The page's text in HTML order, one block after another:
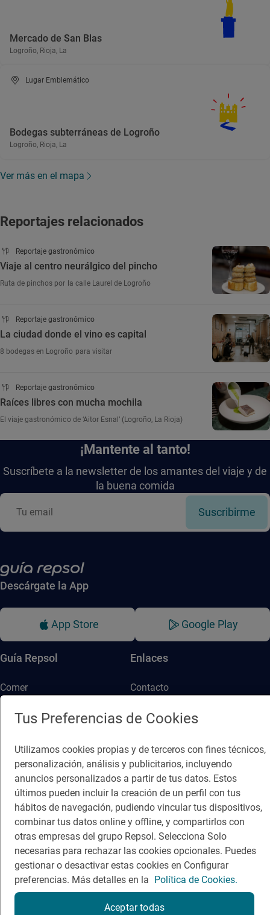
Mercado de San Blas
Logroño, Rioja, La
Lugar Emblemático
Bodegas subterráneas de Logroño
Logroño, Rioja, La
Ver más en el mapa
Reportajes relacionados
Reportaje gastronómico
Viaje al centro neurálgico del pincho
Ruta de pinchos por la calle Laurel de Logroño
Reportaje gastronómico
La ciudad donde el vino es capital
8 bodegas en Logroño para visitar
Reportaje gastronómico
Raíces libres con mucha mochila
El viaje gastronómico de ‘Aitor Esnal’ (Logroño, La Rioja)
¡Mantente al tanto!
Suscríbete a la newsletter de los amantes del viaje y de
la buena comida
Suscribirme
Descárgate la App
App Store Google Play
Guía Repsol
Comer
Enlaces
Contacto
Política de privacidad Política de cookies Nota legal
Condiciones del servicio
© Repsol S.A. 2000- 2026
Tus Preferencias de Cookies
Utilizamos cookies propias y de terceros con fines técnicos,
personalización, análisis y publicitarios, incluyendo
anuncios personalizados a partir de tus datos. Estos
últimos pueden incluir la creación de un perfil con tus
hábitos de navegación, pudiendo vincular tus dispositivos,
combinar tus datos online y offline, y compartirlos con
otras empresas del grupo Repsol. Selecciona Solo
necesarias para rechazar las cookies opcionales. Puedes
gestionar o desactivar estas cookies en Configurar
preferencias. Más detalles en la Política de Cookies.
Aceptar todas